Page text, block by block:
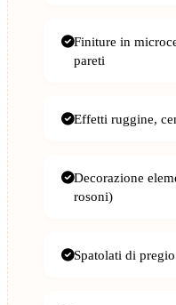
Finiture in
pareti
Effetti ruggine,
Decorazione
rosoni)
Spatolati di